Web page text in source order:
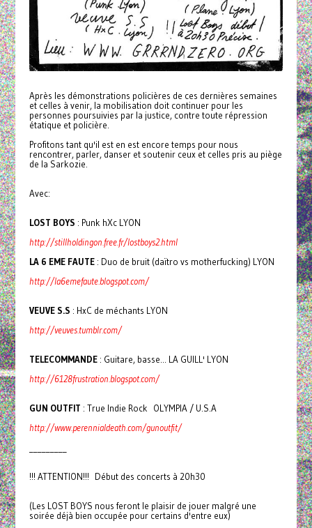
Après les démonstrations policières de ces dernières semaines
et celles à venir, la mobilisation doit continuer pour les
personnes poursuivies par la justice, contre toute répression
étatique et policière.
Profitons tant qu'il est en est encore temps pour nous
rencontrer, parler, danser et soutenir ceux et celles pris au piège
de la Sarkozie.
Avec:
LOST BOYS : Punk hXc LYON
http://stillholdingon.free.fr/lostboys2.html
LA 6 EME FAUTE: Duo de bruit (daïtro vs motherfucking) LYON
http://la6emefaute.blogspot.com/
VEUVE S.S : HxC de méchants LYON
http://veuves.tumblr.com/
TELECOMMANDE: Guitare, basse... LA GUILL' LYON
http://6128frustration.blogspot.com/
GUN OUTFIT : True Indie Rock OLYMPIA / U.S.A
http://www.perennialdeath.com/gunoutfit/
!!! ATTENTION!!! Début des concerts à 20h30
(Les LOST BOYS nous feront le plaisir de jouer malgré une
soirée déjà bien occupée pour certains d'entre eux)